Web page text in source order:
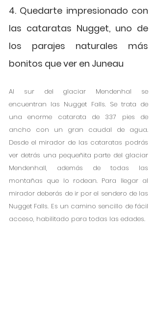
4. Quedarte impresionado con
las cataratas Nugget, uno de
los parajes naturales más
bonitos que ver en Juneau
Al sur del glaciar Mendenhal se
encuentran las Nugget Falls. Se trata de
una enorme catarata de 337 pies de
ancho con un gran caudal de agua.
Desde el mirador de las cataratas podrás
ver detrás una pequeñita parte del glaciar
Mendenhall, además de todas las
montañas que lo rodean. Para llegar al
mirador deberás de ir por el sendero de las
Nugget Falls. Es un camino sencillo de fácil
acceso, habilitado para todas las edades.